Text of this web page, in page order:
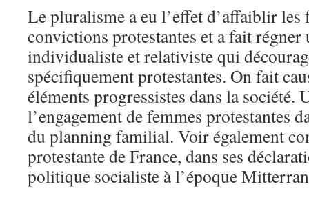
Le pluralisme a eu l’effet d’affaiblir les
convictions protestantes et a fait régner
individualiste et relativiste qui
spécifiquement protestantes. On fait
éléments progressistes dans la société.
l’engagement de femmes protestantes
du planning familial. Voir également
protestante de France, dans ses
politique socialiste à l’époque